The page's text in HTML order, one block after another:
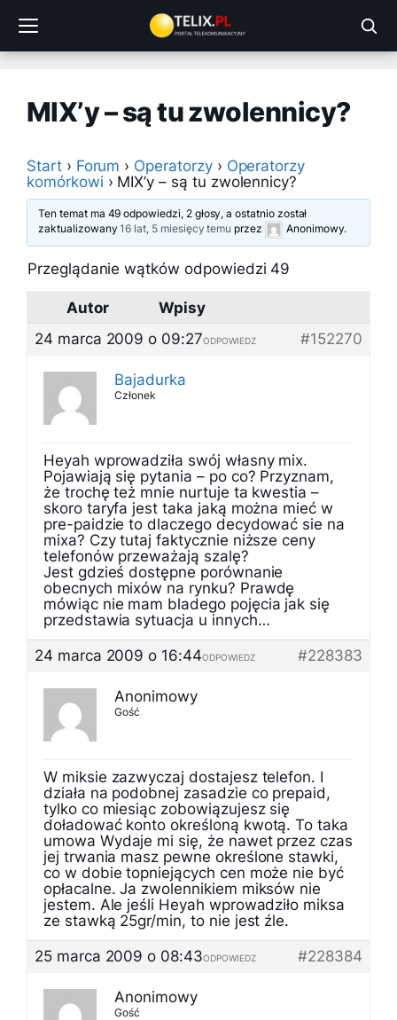
treści
MIX’y – są tu zwolennicy?
Start › Forum › Operatorzy › Operatorzy
komórkowi › MIX’y – są tu zwolennicy?
Ten temat ma 49 odpowiedzi, 2 głosy, a ostatnio został
zaktualizowany16 lat, 5 miesięcy temu przez Anonimowy.
Przeglądanie wątków odpowiedzi 49
Autor
Wpisy
24 marca 2009 o 09:27
#152270
ODPOWIEDZ
Bajadurka
Członek
Heyah wprowadziła swój własny mix.
Pojawiają się pytania – po co? Przyznam,
że trochę też mnie nurtuje ta kwestia –
skoro taryfa jest taka jaką można mieć w
pre-paidzie to dlaczego decydować sie na
mixa? Czy tutaj faktycznie niższe ceny
telefonów przeważają szalę?
Jest gdzieś dostępne porównanie
obecnych mixów na rynku? Prawdę
mówiąc nie mam bladego pojęcia jak się
przedstawia sytuacja u innych…
24 marca 2009 o 16:44
#228383
ODPOWIEDZ
Anonimowy
Gość
W miksie zazwyczaj dostajesz telefon. I
działa na podobnej zasadzie co prepaid,
tylko co miesiąc zobowiązujesz się
doładować konto określoną kwotą. To taka
umowa Wydaje mi się, że nawet przez czas
jej trwania masz pewne określone stawki,
co w dobie topniejących cen może nie być
opłacalne. Ja zwolennikiem miksów nie
jestem. Ale jeśli Heyah wprowadziło miksa
ze stawką 25gr/min, to nie jest źle.
25 marca 2009 o 08:43
#228384
ODPOWIEDZ
Anonimowy
Gość